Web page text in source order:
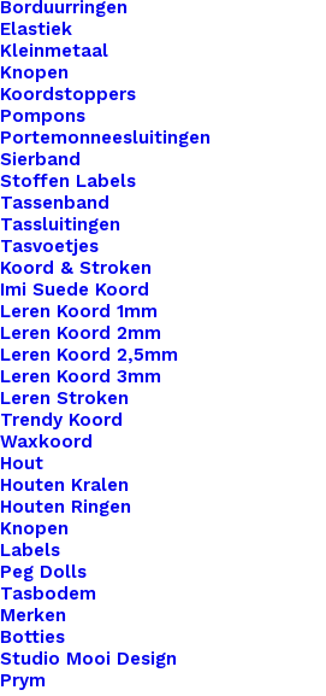
Borduurringen
Elastiek
Kleinmetaal
Knopen
Koordstoppers
Pompons
Portemonneesluitingen
Sierband
Stoffen Labels
Tassenband
Tassluitingen
Tasvoetjes
Koord & Stroken
Imi Suede Koord
Leren Koord 1mm
Leren Koord 2mm
Leren Koord 2,5mm
Leren Koord 3mm
Leren Stroken
Trendy Koord
Waxkoord
Hout
Houten Kralen
Houten Ringen
Knopen
Labels
Peg Dolls
Tasbodem
Merken
Botties
Studio Mooi Design
Prym